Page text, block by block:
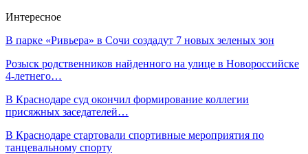
Интересное
В парке «Ривьера» в Сочи создадут 7 новых зеленых зон
Розыск родственников найденного на улице в Новороссийске
4-летнего…
В Краснодаре суд окончил формирование коллегии
присяжных заседателей…
В Краснодаре стартовали спортивные мероприятия по
танцевальному спорту